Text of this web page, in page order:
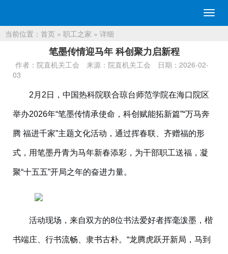
切
换
当前位置： 首页 » 职工之家 » 详细
笔墨传情迎马年 科创聚力启新程
作者：院直机关工会 来源：院直机关工会
日期：2026-02-
03
2月2日，中国热科院联合琼台师范学院在海口院区
举办2026年“笔墨传情承使命，科创赋能拓新篇”“万马奔
腾 福进千家”主题文化活动，通过挥春联、齐赠福的形
式，用笔墨丹青为马年新春添彩，为干部职工送福，凝
聚“十五五”开局之年的奋进力量。
活动现场，来自双方的8位书法爱好者挥毫泼墨，楷
书端庄、行书流畅、隶书古朴。“龙腾虎跃开新局，马到